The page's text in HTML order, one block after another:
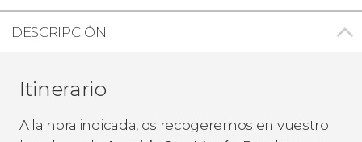
DESCRIPCIÓN
Itinerario
A la hora indicada, os recogeremos en vuestro